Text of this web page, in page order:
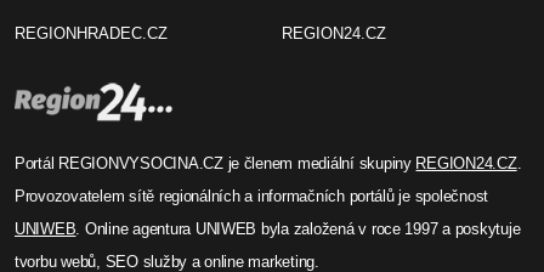
REGIONHRADEC.CZ REGION24.CZ
Portál REGIONVYSOCINA.CZ je členem mediální skupiny REGION24.CZ.
Provozovatelem sítě regionálních a informačních portálů je společnost
UNIWEB . Online agentura UNIWEB byla založená v roce 1997 a poskytuje
tvorbu webů, SEO služby a online marketing.